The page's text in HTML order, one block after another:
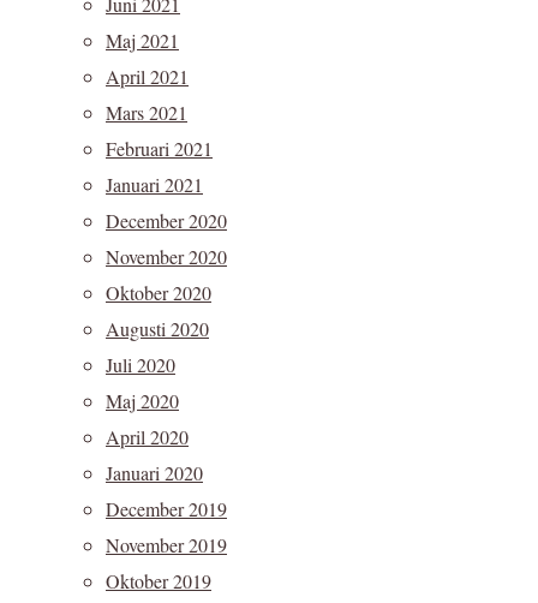
Maj 2021
April 2021
Mars 2021
Februari 2021
Januari 2021
December 2020
November 2020
Oktober 2020
Augusti 2020
Juli 2020
Maj 2020
April 2020
Januari 2020
December 2019
November 2019
Oktober 2019